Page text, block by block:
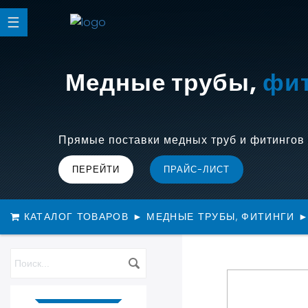
Медные трубы,
Прямые поставки медных труб и фитингов
ПЕРЕЙТИ ПРАЙС-ЛИСТ
КАТАЛОГ ТОВАРОВ ► МЕДНЫЕ ТРУБЫ, ФИТИНГИ ►